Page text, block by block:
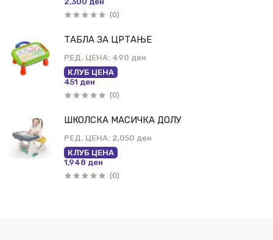
(0)
ТАБЛА ЗА ЦРТАЊЕ
РЕД. ЦЕНА: 490 ден
КЛУБ ЦЕНА
451 ден
(0)
ШКОЛСКА МАСИЧКА ДОЛУ
РЕД. ЦЕНА: 2,050 ден
КЛУБ ЦЕНА
1,948 ден
(0)